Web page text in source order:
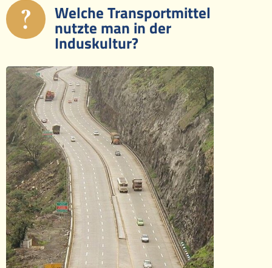
Ereignisse
Lucys Wissensbox
Karte
Quiz
Memospiel
Mach mit!
Buchtipps
Schulmaterialien
Museen
? Welche Transportmittel
nutzte man in der
Induskultur?